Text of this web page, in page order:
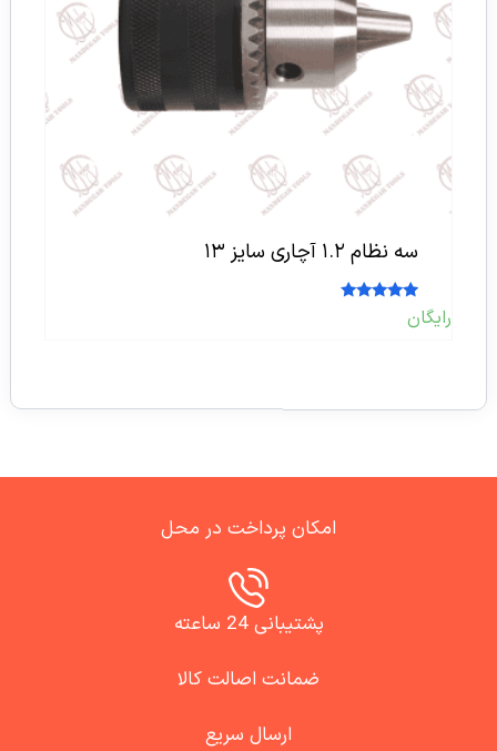
سه نظام ۱.۲ آچاری سایز ۱۳
5.00رایگان
امکان پرداخت در محل
پشتیبانی 24 ساعته
ضمانت اصالت کالا
ارسال سریع